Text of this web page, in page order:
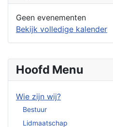
Hoofd Menu
Wie zijn wij?
Bestuur
Lidmaatschap
Geen evenementen
Bekijk volledige kalender